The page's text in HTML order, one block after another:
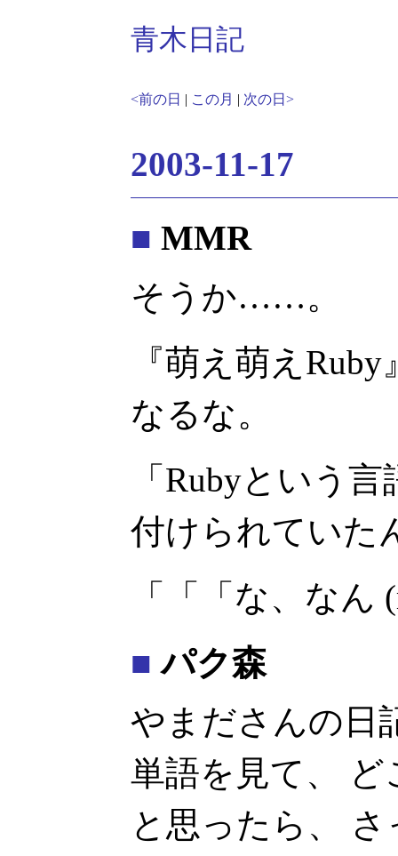
青木日記
<前の日 | この月 | 次の日>
2003-11-17
■ MMR
そうか……。
『萌え萌え
なるな。
「Rubyという
付けられていた
「「「な、なん
■ パク森
やまださんの日
単語を見て、
と思ったら、